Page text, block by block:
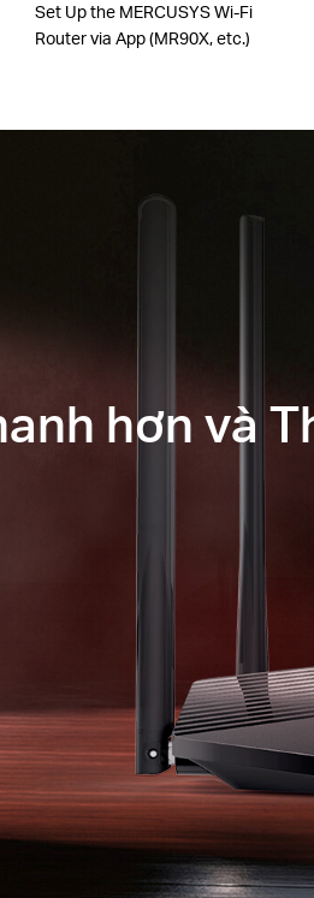
Set Up the MERCUSYS Wi-Fi
Router via App (MR90X, etc.)
hơn và